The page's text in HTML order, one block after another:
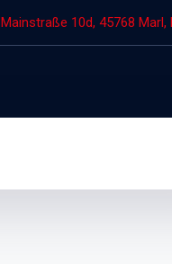
Mainstraße 10d, 45768 Marl,